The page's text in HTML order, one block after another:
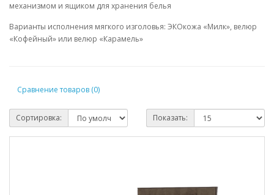
механизмом и ящиком для хранения белья
Варианты исполнения мягкого изголовья: ЭКОкожа «Милк», велюр
«Кофейный» или велюр «Карамель»
Сравнение товаров (0)
Сортировка: Показать: